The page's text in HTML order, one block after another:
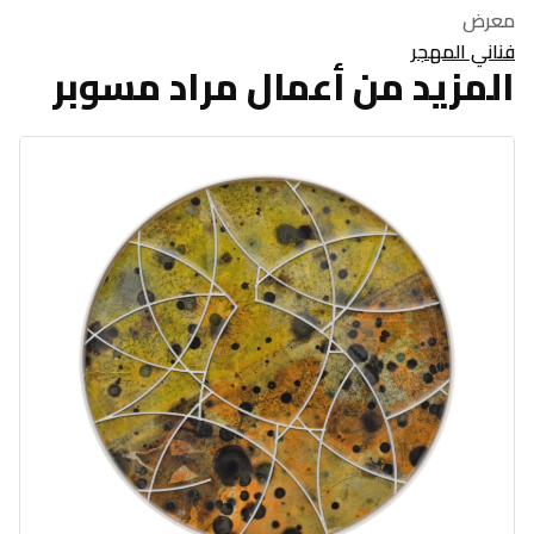
معرض
فناني المهجر
المزيد من أعمال مراد مسوبر